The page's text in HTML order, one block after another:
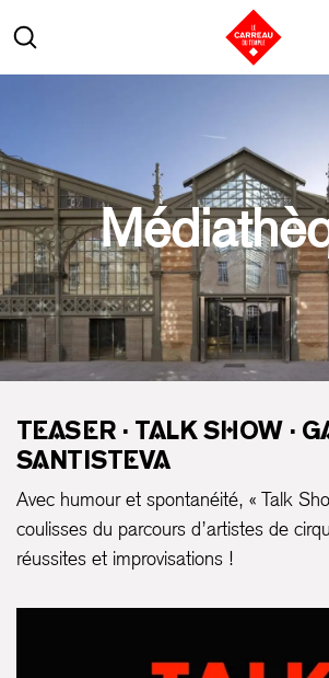
Rechercher
TEASER · TALK SHOW ·
SANTISTEVA
Avec humour et spontanéité, « Talk
coulisses du parcours d’artistes de
réussites et improvisations !